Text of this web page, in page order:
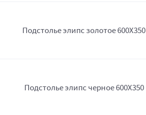
Подстолье элипс золотое 600Х350
Подстолье элипс черное 600Х350